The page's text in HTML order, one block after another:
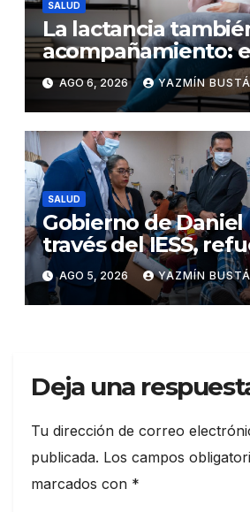
SALUD
La lactancia
acompañamiento:
que necesitan la
bebé
AGO 6, 2026 YAZMÍN
SALUD
Gobierno de Daniel
través del IESS,
abastecimiento de
en 86
salud
AGO 5, 2026 YAZMÍN
Deja una
Tu dirección de correo
publicada. Los campos
marcados con *